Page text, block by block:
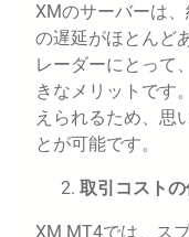
XMのサーバーは
の遅延がほとんど
レーダーにとって
きなメリットです
えられるため、思
とが可能です。
取引コストの
XM MT4では、ス